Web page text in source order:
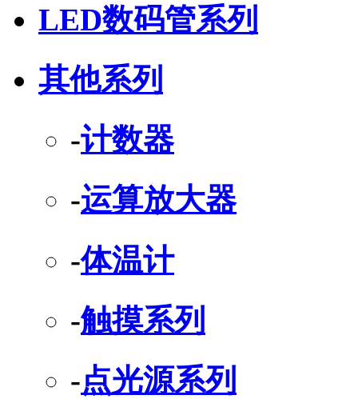
LED数码管系列
其他系列
-计数器
-运算放大器
-体温计
-触摸系列
-点光源系列